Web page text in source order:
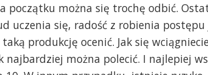
początku można się trochę odbić.
uczenia się, radość z robienia
produkcję ocenić. Jak się
najbardziej można polecić. I najlepiej